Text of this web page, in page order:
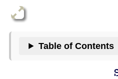
Table of Contents